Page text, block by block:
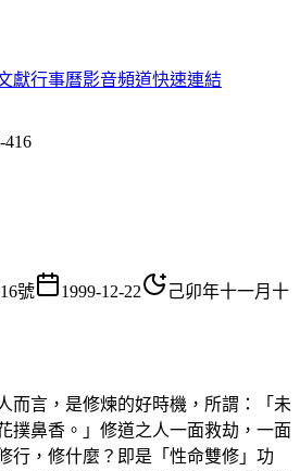
獻行事曆影音頻道快速連結
416
號 1999-12-22
己卯年十一月十
言，是修煉的好時機，所謂：「未
撲鼻香。」修道之人一面救劫，一面
行，修什麼？即是「性命雙修」功